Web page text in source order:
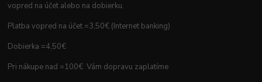
vopred na účet alebo na dobierku.
Platba vopred na účet =3,50€ (Internet banking)
Dobierka =4,50€
Pri nákupe nad =100€ Vám dopravu zaplatíme